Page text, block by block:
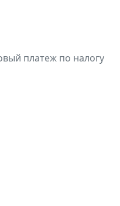
платеж по налогу